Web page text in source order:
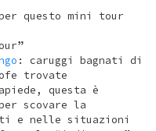
questo mini tour
: caruggi bagnati di
trovate
questa è
scovare la
e nelle situazioni